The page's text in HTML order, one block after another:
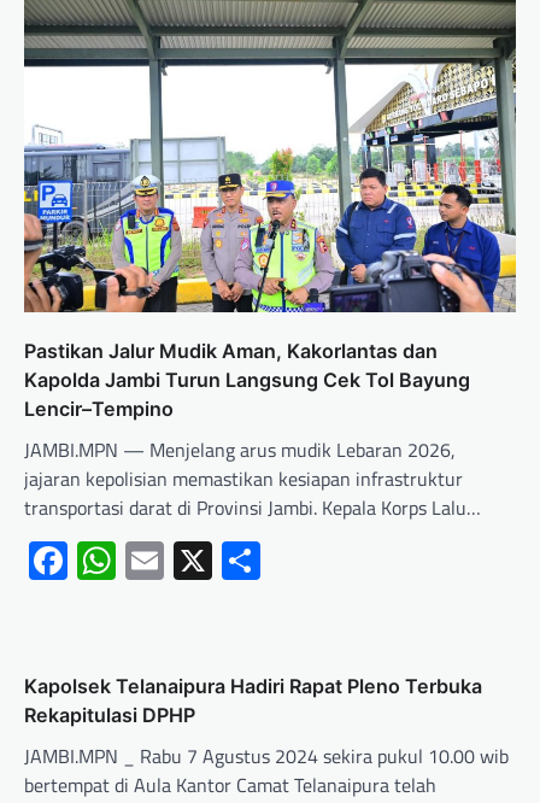
Pastikan Jalur Mudik Aman, Kakorlantas dan
Kapolda Jambi Turun Langsung Cek Tol Bayung
Lencir–Tempino
JAMBI.MPN — Menjelang arus mudik Lebaran 2026,
jajaran kepolisian memastikan kesiapan infrastruktur
transportasi darat di Provinsi Jambi. Kepala Korps Lalu…
Facebook
WhatsApp
Email
X
Kapolsek Telanaipura Hadiri Rapat Pleno Terbuka
Rekapitulasi DPHP
JAMBI.MPN _ Rabu 7 Agustus 2024 sekira pukul 10.00 wib
bertempat di Aula Kantor Camat Telanaipura telah